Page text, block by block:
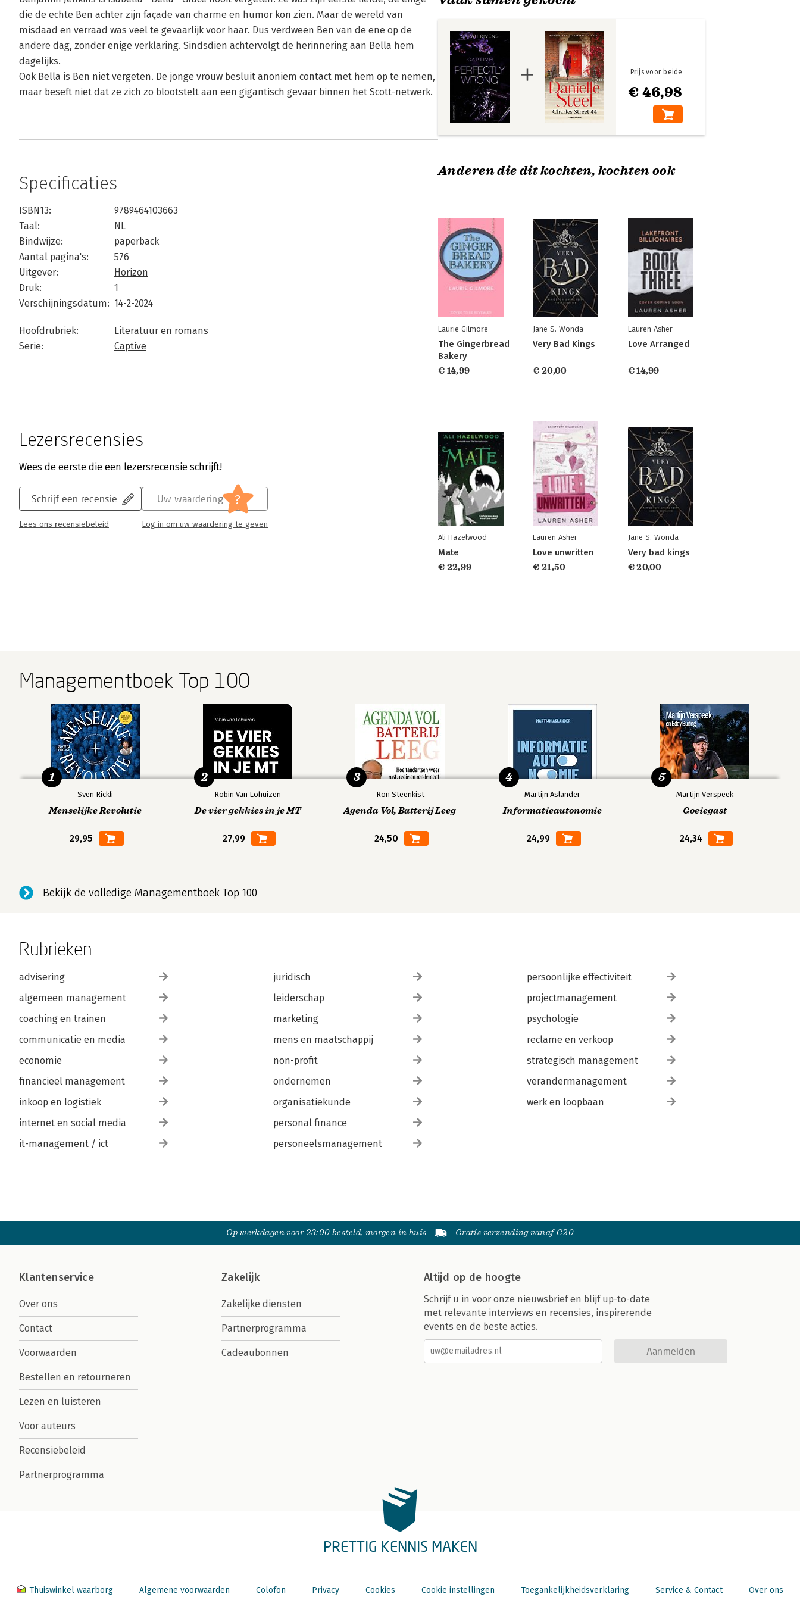
die de echte Ben achter zijn façade van charme en humor kon zien. Maar de wereld van
misdaad en verraad was veel te gevaarlijk voor haar. Dus verdween Ben van de ene op de
andere dag, zonder enige verklaring. Sindsdien achtervolgt de herinnering aan Bella hem
dagelijks.
Ook Bella is Ben niet vergeten. De jonge vrouw besluit anoniem contact met hem op te nemen,
maar beseft niet dat ze zich zo blootstelt aan een gigantisch gevaar binnen het Scott-netwerk.
Specificaties
ISBN13:
9789464103663
Taal:
NL
Bindwijze:
paperback
Aantal pagina's:
576
Uitgever:
Horizon
Druk:
1
Verschijningsdatum: 14-2-2024
Hoofdrubriek:
Literatuur en romans
Serie:
Captive
Lezersrecensies
Wees de eerste die een lezersrecensie schrijft!
Schrijf een recensie
Lees ons recensiebeleid
Uw waardering ?
Log in om uw waardering te geven
€ 46,98
Prijs voor beide
Anderen die dit kochten, kochten ook
Laurie Gilmore
The Gingerbread
Bakery
€ 14,99
Jane S. Wonda
Very Bad Kings
€ 20,00
Lauren Asher
Love Arranged
€ 14,99
Ali Hazelwood
Mate
€ 22,99
Lauren Asher
Love unwritten
€ 21,50
Jane S. Wonda
Very bad kings
€ 20,00
Managementboek Top 100
Sven Rickli
Menselijke Revolutie
29,95
1
Robin Van Lohuizen
De vier gekkies in je MT
27,99
2
Ron Steenkist
Agenda Vol, Batterij Leeg
24,50
3
Martijn Aslander
Informatieautonomie
24,99
4
Martijn Verspeek
Goeiegast
24,34
5
Bekijk de volledige Managementboek Top 100
Rubrieken
advisering
algemeen management
coaching en trainen
communicatie en media
economie
financieel management
inkoop en logistiek
internet en social media
it-management / ict
juridisch
leiderschap
marketing
mens en maatschappij
non-profit
ondernemen
organisatiekunde
personal finance
personeelsmanagement
persoonlijke effectiviteit
projectmanagement
psychologie
reclame en verkoop
strategisch management
verandermanagement
werk en loopbaan
Op werkdagen voor 23:00 besteld, morgen in huis Gratis verzending vanaf €20
Klantenservice
Over ons
Contact
Voorwaarden
Bestellen en retourneren
Lezen en luisteren
Voor auteurs
Recensiebeleid
Partnerprogramma
Zakelijk
Zakelijke diensten
Partnerprogramma
Cadeaubonnen
Altijd op de hoogte
Schrijf u in voor onze nieuwsbrief en blijf up-to-date
met relevante interviews en recensies, inspirerende
events en de beste acties.
Aanmelden
PRETTIG KENNIS MAKEN
Thuiswinkel waarborg Algemene voorwaarden Colofon Privacy Cookies Cookie instellingen Toegankelijkheidsverklaring Service & Contact Over ons